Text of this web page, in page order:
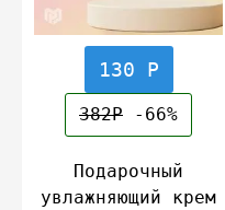
130 Р
382Р -66%
Подарочный
увлажняющий крем